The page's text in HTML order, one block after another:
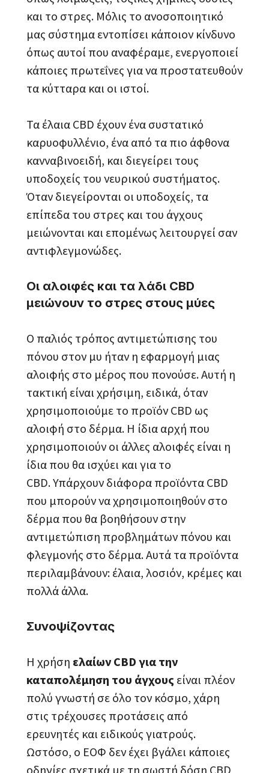
και το στρες. Μόλις το ανοσοποιητικό
μας σύστημα εντοπίσει κάποιον κίνδυνο
όπως αυτοί που αναφέραμε, ενεργοποιεί
κάποιες πρωτεΐνες για να προστατευθούν
τα κύτταρα και οι ιστοί.
Τα έλαια CBD έχουν ένα συστατικό
καρυοφυλλένιο, ένα από τα πιο άφθονα
κανναβινοειδή, και διεγείρει τους
υποδοχείς του νευρικού συστήματος.
Όταν διεγείρονται οι υποδοχείς, τα
επίπεδα του στρες και του άγχους
μειώνονται και επομένως λειτουργεί σαν
αντιφλεγμονώδες.
Οι αλοιφές και τα λάδι CBD
μειώνουν το στρες στους μύες
Ο παλιός τρόπος αντιμετώπισης του
πόνου στον μυ ήταν η εφαρμογή μιας
αλοιφής στο μέρος που πονούσε. Αυτή η
τακτική είναι χρήσιμη, ειδικά, όταν
χρησιμοποιούμε το προϊόν CBD ως
αλοιφή στο δέρμα. Η ίδια αρχή που
χρησιμοποιούν οι άλλες αλοιφές είναι η
ίδια που θα ισχύει και για το
CBD. Υπάρχουν διάφορα προϊόντα CBD
που μπορούν να χρησιμοποιηθούν στο
δέρμα που θα βοηθήσουν στην
αντιμετώπιση προβλημάτων πόνου και
φλεγμονής στο δέρμα. Αυτά τα προϊόντα
περιλαμβάνουν: έλαια, λοσιόν, κρέμες και
πολλά άλλα.
Συνοψίζοντας
Η χρήση ελαίων CBD για την
καταπολέμηση του άγχους είναι πλέον
πολύ γνωστή σε όλο τον κόσμο, χάρη
στις τρέχουσες προτάσεις από
ερευνητές και ειδικούς γιατρούς.
Ωστόσο, ο ΕΟΦ δεν έχει βγάλει κάποιες
οδηγίες σχετικά με τη σωστή δόση CBD